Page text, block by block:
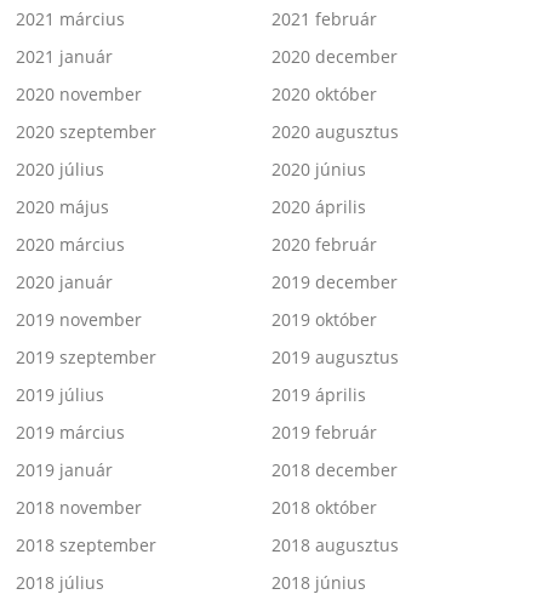
2021 március
2021 február
2021 január
2020 december
2020 november
2020 október
2020 szeptember
2020 augusztus
2020 július
2020 június
2020 május
2020 április
2020 március
2020 február
2020 január
2019 december
2019 november
2019 október
2019 szeptember
2019 augusztus
2019 július
2019 április
2019 március
2019 február
2019 január
2018 december
2018 november
2018 október
2018 szeptember
2018 augusztus
2018 július
2018 június